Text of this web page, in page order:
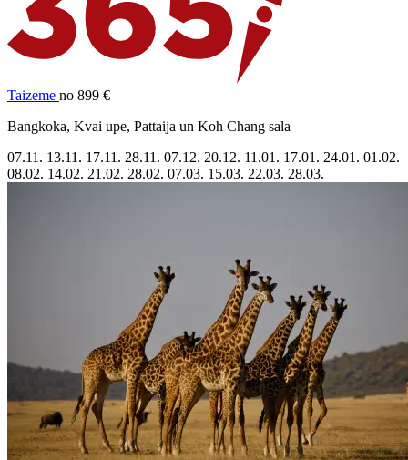
Taizeme no 899 €
Bangkoka, Kvai upe, Pattaija un Koh Chang sala
07.11. 13.11. 17.11. 28.11. 07.12. 20.12. 11.01. 17.01. 24.01. 01.02.
08.02. 14.02. 21.02. 28.02. 07.03. 15.03. 22.03. 28.03.